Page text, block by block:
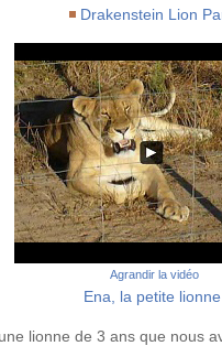
Drakenstein Lion
Agrandir la vidéo
Ena, la petite lionne
lionne de 3 ans que nous